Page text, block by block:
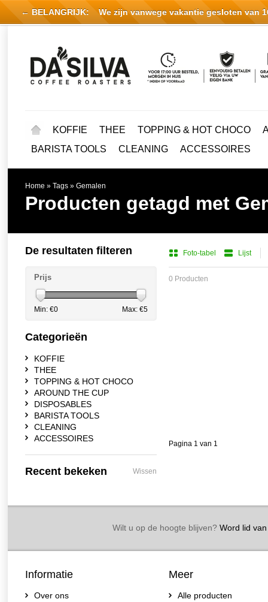
KOFFIE THEE TOPPING & HOT CHOCO
BARISTA TOOLS
CLEANING ACCESSOIRES
Home » Tags » Gemalen
Producten getagd met
Foto-tabel Lijst
0 Producten
Pagina 1 van 1
De resultaten filteren
Prijs
Min: €0 Max: €5
Categorieën
KOFFIE
THEE
TOPPING & HOT CHOCO
AROUND THE CUP
DISPOSABLES
BARISTA TOOLS
CLEANING
ACCESSOIRES
Recent bekeken Wissen
Wilt u op de hoogte blijven?Word lid van
Informatie
Over ons
Meer
Alle producten
← BELANGRIJK: We zijn vanwege vakantie gesloten van